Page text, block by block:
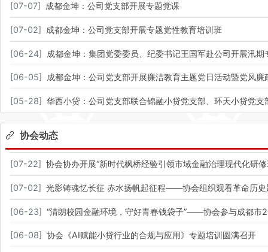
[07-07] 成都金坤：公司党支部开展专题党课
[07-02] 成都金坤：公司党支部开展专题党性教育培训班
[06-24] 成都金坤：集团党委委员、纪委书记王国军赴公司开展汛
[06-05] 成都金坤：公司党支部开展廉洁教育主题党日活动暨党风
[05-28] 华西小贷：公司党支部联合锦融小贷党支部、环天小贷党
协会动态
[07-22] 协会协办开展“新时代枫桥经验引领市域金融治理现代化研
[07-02] 光影铸魂忆长征 赤水扬帆起征程——协会组织观看革命历史
[06-23] “清朗校园金融环境，守好青春钱袋子”——协会参与成都
[06-08] 协会《AI赋能小贷行业的合规与应用》专题培训圆满召开